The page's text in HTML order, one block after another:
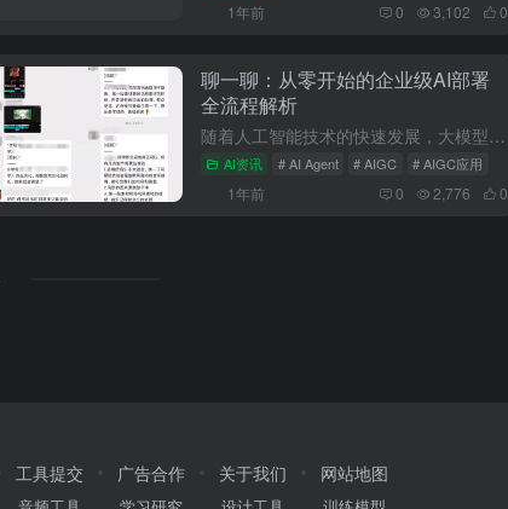
1年前 0 3,102 0
聊一聊：从零开始的企业级AI部署
全流程解析
随着人工智能技术的快速发展，大模型和智能体已成为行业关注焦点。本文将从七个核心维度对当前AI领域的关键议题展开深入分析。智能体构建误区分析：当前智能体开发中存在三个典型误区：过度追求通用性而忽视垂直场...
AI资讯 # AI Agent # AIGC # AIGC应用
1年前 0 2,776 0
工具提交 广告合作 关于我们 网站地图